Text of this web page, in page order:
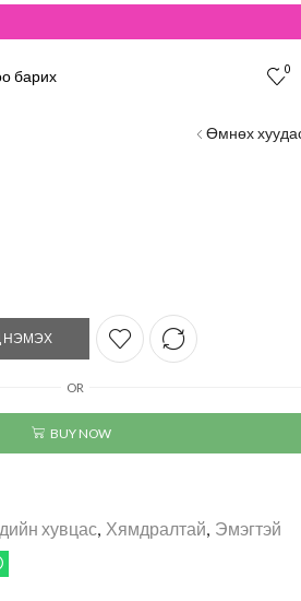
барих 0
Өмнөх
НЭМЭХ
OR
BUY NOW
хувцас, Хямдралтай, Эмэгтэй